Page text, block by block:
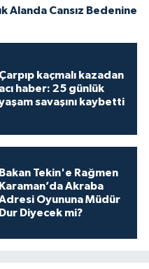
Alanda Cansız Bedenine
Çarpıp kaçmalı kazadan
acı haber: 25 günlük
savaşını kaybetti
Bakan Tekin'e Rağmen
Karaman’da Akraba
Oyununa Müdür
Dur Diyecek mi?